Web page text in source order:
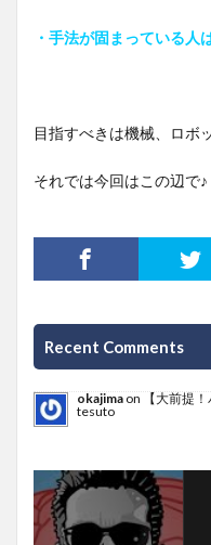
・手法が固まっている人
目指すべきは機械、ロボ
それでは今回はこの辺で♪
Recent Comments
okajima on
【大前提
tesuto